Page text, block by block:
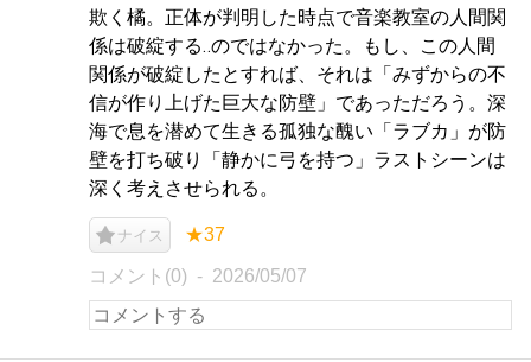
欺く橘。正体が判明した時点で音楽教室の人間関
係は破綻する‥のではなかった。もし、この人間
関係が破綻したとすれば、それは「みずからの不
信が作り上げた巨大な防壁」であっただろう。深
海で息を潜めて生きる孤独な醜い「ラブカ」が防
壁を打ち破り「静かに弓を持つ」ラストシーンは
深く考えさせられる。
ナイス ★37
コメント(0) 2026/05/07